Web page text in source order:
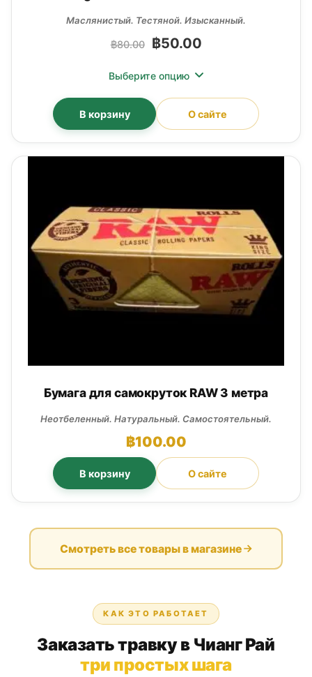
Маслянистый. Тестяной. Изысканный.
฿80.00 ฿50.00
Выберите опцию
В корзину О сайте
Бумага для самокруток RAW 3 метра
Неотбеленный. Натуральный. Самостоятельный.
฿100.00
В корзину О сайте
Смотреть все товары в магазине
КАК ЭТО РАБОТАЕТ
Заказать травку в Чианг Рай
три простых шага